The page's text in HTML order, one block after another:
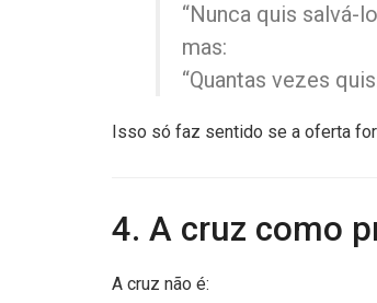
“Nunca quis salvá-
mas:
“Quantas vezes
Isso só faz sentido se a oferta for
4. A cruz como
A cruz não é: